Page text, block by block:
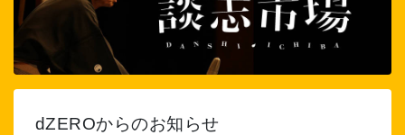
dZEROからのお知らせ